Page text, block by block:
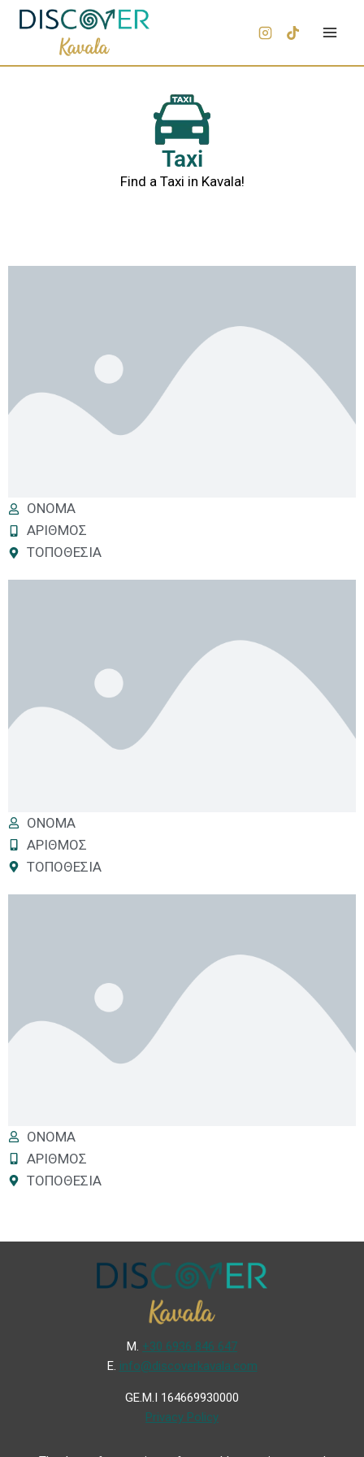
Taxi
Find a Taxi in Kavala!
ΟΝΟΜΑ
ΑΡΙΘΜΟΣ
ΤΟΠΟΘΕΣΙΑ
ΟΝΟΜΑ
ΑΡΙΘΜΟΣ
ΤΟΠΟΘΕΣΙΑ
ΟΝΟΜΑ
ΑΡΙΘΜΟΣ
ΤΟΠΟΘΕΣΙΑ
Μ. +30 6936 846 647
Ε. info@discoverkavala.com
GE.M.I 164669930000
Privacy Policy